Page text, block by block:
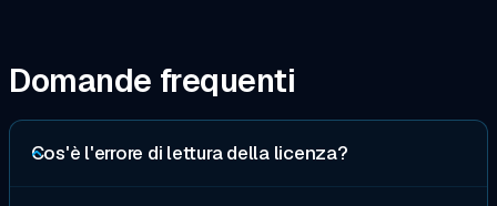
Domande frequenti
Cos'è l'errore di lettura della licenza?